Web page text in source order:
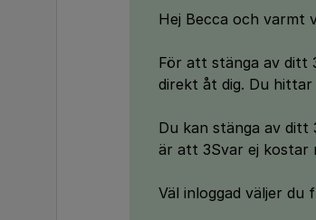
Hej Becca och varmt
För att stänga av ditt
direkt åt dig. Du
Du kan stänga av
är att 3Svar ej kostar
Väl inloggad väljer du